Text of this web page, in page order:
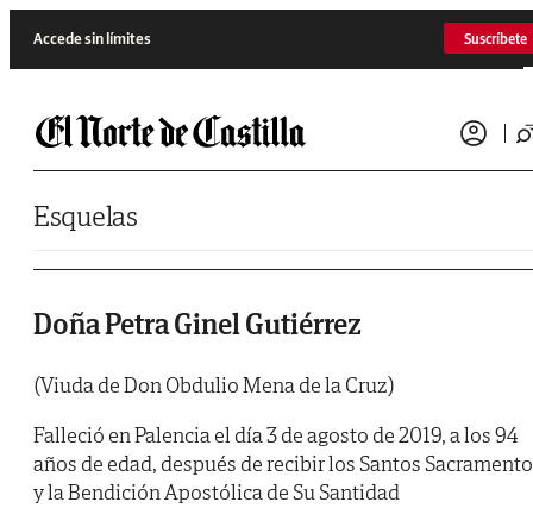
Accede sin límites Suscríbete
Esquelas
Doña Petra Ginel Gutiérrez
(Viuda de Don Obdulio Mena de la Cruz)
Falleció en Palencia el día 3 de agosto de 2019, a los 94
años de edad, después de recibir los Santos
y la Bendición Apostólica de Su Santidad